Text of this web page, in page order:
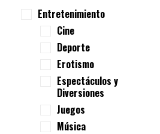
Entretenimiento
Cine
Deporte
Erotismo
Espectáculos y
Diversiones
Juegos
Música